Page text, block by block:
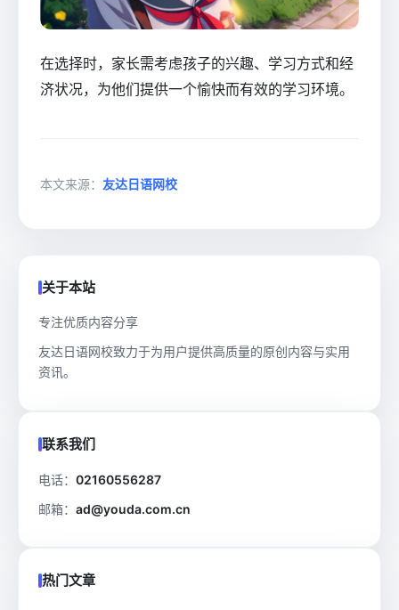
在选择时，家长需考虑孩子的兴趣、学习方式和经
济状况，为他们提供一个愉快而有效的学习环境。
本文来源： 友达日语网校
关于本站
专注优质内容分享
友达日语网校致力于为用户提供高质量的原创内容与实用
资讯。
联系我们
电话： 02160556287
邮箱： ad@youda.com.cn
热门文章